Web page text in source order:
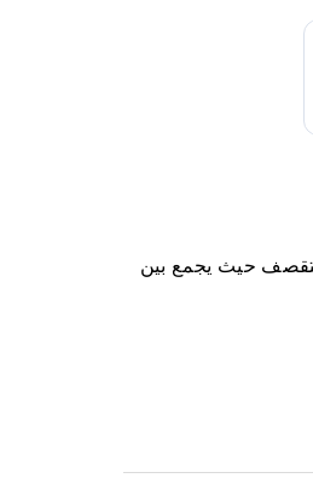
والمتقصف حيث يجمع بين